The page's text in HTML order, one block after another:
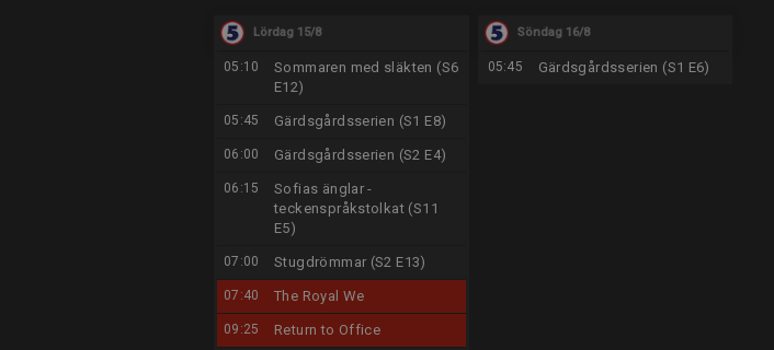
Lördag 15/8
05:10
Sommaren med släkten (S6
E12)
05:45 Gärdsgårdsserien (S1 E8)
06:00 Gärdsgårdsserien (S2 E4)
06:15
Sofias änglar -
teckenspråkstolkat (S11
E5)
07:00 Stugdrömmar (S2 E13)
07:40 The Royal We
09:25 Return to Office
Söndag 16/8
05:45 Gärdsgårdsserien (S1 E6)